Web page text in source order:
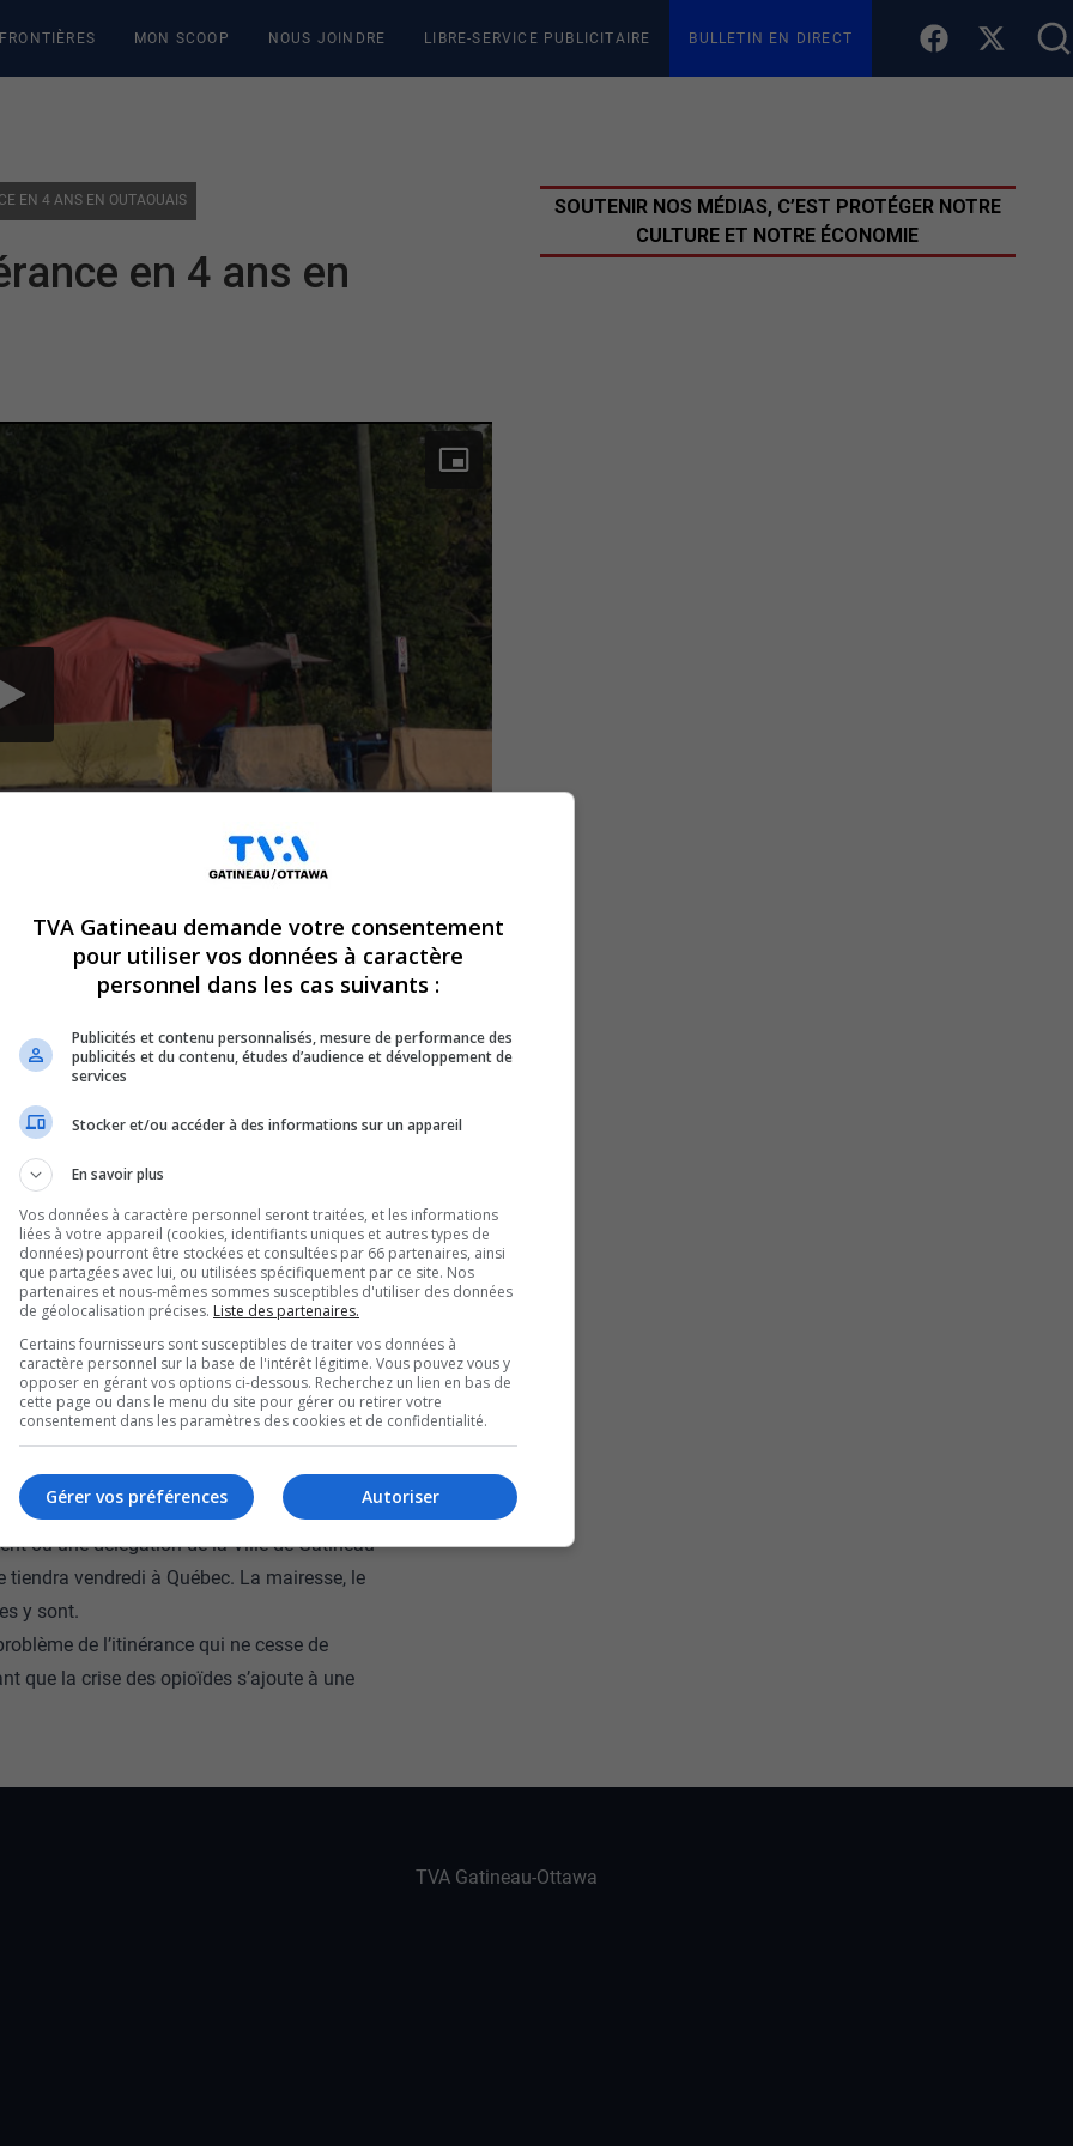
MON SCOOP NOUS JOINDRE LIBRE-SERVICE PUBLICITAIRE BULLETIN EN DIRECT
EN 4 ANS EN OUTAOUAIS
en 4 ans en
de l’itinérance s’est le plus accentuée
matin, fait état d’une augmentation des
C’est une situation anormale, selon le
l’augmentation des personnes sans
sans-abris en Outaouais, alors qu’il y en
de 268% de l’itinérance dans la
d’urgence de Québec pour remédier à la
vendredi 15 millions $ pour l’ensemble du
cette enveloppe afin de mettre sur pied 40
Selon lui, le fait que la région a connu la
sa faveur.
du Québec, c’est clair. Alors, je vous dis
de l’itinérance.
CISSSO
ou une délégation de la Ville de Gatineau
tiendra vendredi à Québec. La mairesse, le
y sont.
de l’itinérance qui ne cesse de
que la crise des opioïdes s’ajoute à une
SOUTENIR NOS MÉDIAS, C’EST PROTÉGER NOTRE
CULTURE ET NOTRE ÉCONOMIE
TVA Gatineau-Ottawa
TVA Gatineau demande votre consentement
pour utiliser vos données à caractère
personnel dans les cas suivants :
Publicités et contenu personnalisés, mesure de performance des
publicités et du contenu, études d’audience et développement de
services
Stocker et/ou accéder à des informations sur un appareil
En savoir plus
Vos données à caractère personnel seront traitées, et les informations
liées à votre appareil (cookies, identifiants uniques et autres types de
données) pourront être stockées et consultées par 66 partenaires, ainsi
que partagées avec lui, ou utilisées spécifiquement par ce site. Nos
partenaires et nous-mêmes sommes susceptibles d'utiliser des données
de géolocalisation précises. Liste des partenaires.
Certains fournisseurs sont susceptibles de traiter vos données à
caractère personnel sur la base de l'intérêt légitime. Vous pouvez vous y
opposer en gérant vos options ci-dessous. Recherchez un lien en bas de
cette page ou dans le menu du site pour gérer ou retirer votre
consentement dans les paramètres des cookies et de confidentialité.
Autoriser
Gérer vos préférences